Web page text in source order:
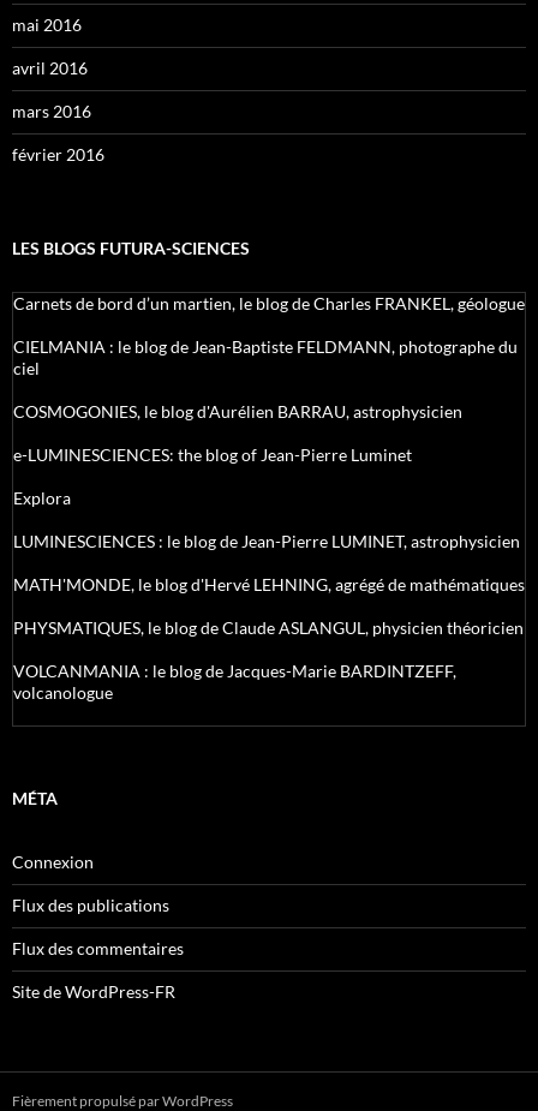
mai 2016
avril 2016
mars 2016
février 2016
LES BLOGS FUTURA-SCIENCES
Carnets de bord d’un martien, le blog de Charles FRANKEL, géologue
CIELMANIA : le blog de Jean-Baptiste FELDMANN, photographe du
ciel
COSMOGONIES, le blog d'Aurélien BARRAU, astrophysicien
e-LUMINESCIENCES: the blog of Jean-Pierre Luminet
Explora
LUMINESCIENCES : le blog de Jean-Pierre LUMINET, astrophysicien
MATH'MONDE, le blog d'Hervé LEHNING, agrégé de mathématiques
PHYSMATIQUES, le blog de Claude ASLANGUL, physicien théoricien
VOLCANMANIA : le blog de Jacques-Marie BARDINTZEFF,
volcanologue
MÉTA
Connexion
Flux des publications
Flux des commentaires
Site de WordPress-FR
Fièrement propulsé par WordPress